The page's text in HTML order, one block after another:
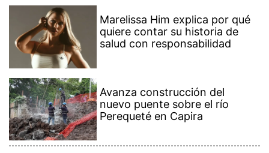
Marelissa Him explica por qué
quiere contar su historia de
salud con responsabilidad
Avanza construcción del
nuevo puente sobre el río
Perequeté en Capira